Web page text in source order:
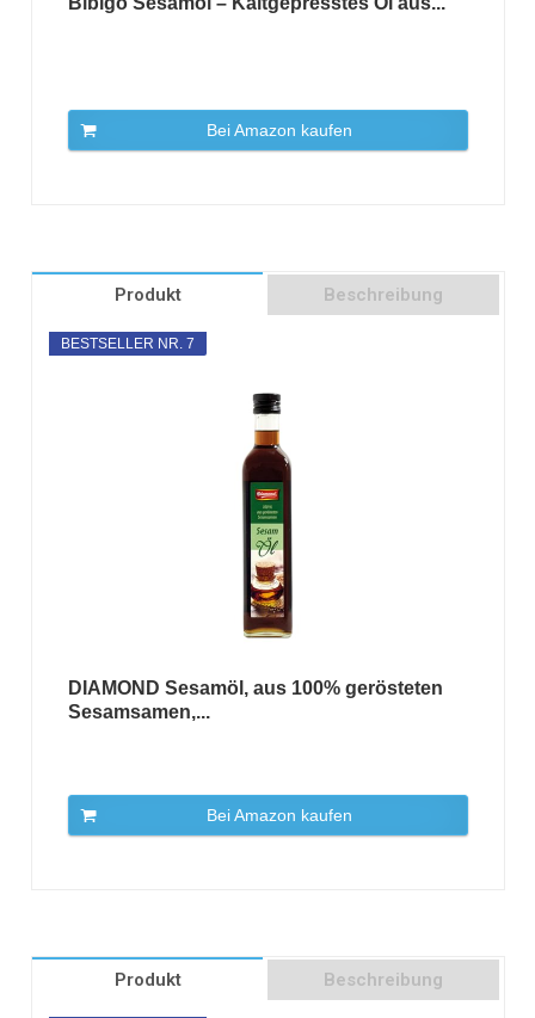
Bei Amazon kaufen
Produkt Beschreibung
BESTSELLER NR. 7
DIAMOND Sesamöl, aus 100% gerösteten
Sesamsamen,...
Bei Amazon kaufen
Produkt Beschreibung